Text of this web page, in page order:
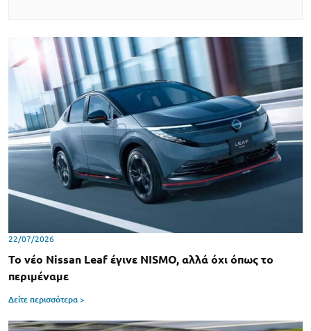
22/07/2026
Το νέο Nissan Leaf έγινε NISMO, αλλά όχι όπως το
περιμέναμε
Δείτε περισσότερα >